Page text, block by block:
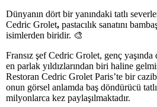
Dünyanın dört bir yanındaki tatlı
Cedric Grolet, pastacılık sanatını
isimlerden biridir. 🎨
Fransız şef Cedric Grolet, genç yaşında
en parlak yıldızlarından biri haline
Restoran Cedric Grolet Paris’te bir
onun görsel anlamda baş döndürücü
milyonlarca kez paylaşılmaktadır.